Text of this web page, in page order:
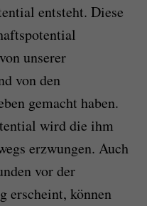
entsteht. Diese
unserer
von den
gemacht haben.
wird die ihm
erzwungen. Auch
vor der
erscheint, können